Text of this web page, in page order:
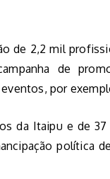
de 2,2 mil
de
por
da Itaipu e de 37
política